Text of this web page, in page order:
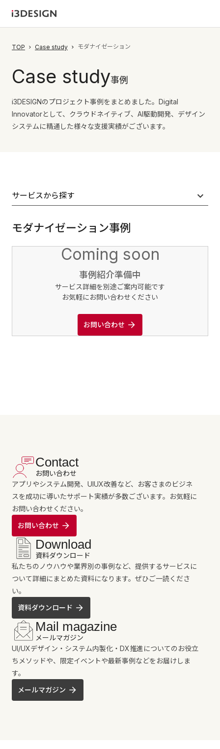
TOP Case study モダナイゼーション
Case study事例
i3DESIGNのプロジェクト事例をまとめました。Digital
Innovatorとして、クラウドネイティブ、AI駆動開発、デザイン
システムに精通した様々な支援実績がございます。
サービスから探す
すべてのサービス・業界
サービスから探す
クラウドネイティブ
デザインシステム構築支援 プロトタイピング・仮説検証
IT/情報/通信 メーカー/製造/建設
小売/流通/卸 サービス 公共/行政
Contact
お気軽にお問い合わ せください
モダナイゼーション事例
Coming soon
事例紹介準備中
サービス詳細を別途ご案内可能です
お気軽にお問い合わせください
お問い合わせ
Contact
お問い合わせ
アプリやシステム開発、UIUX改善など、お客さまのビジネ
スを成功に導いたサポート実績が多数ございます。お気軽に
お問い合わせください。
お問い合わせ
Download
資料ダウンロード
私たちのノウハウや業界別の事例など、提供するサービスに
ついて詳細にまとめた資料になります。ぜひご一読くださ
い。
資料ダウンロード
Mail magazine
メールマガジン
UI/UXデザイン・システム内製化・DX推進についてのお役立
ちメソッドや、限定イベントや最新事例などをお届けしま
す。
メールマガジン